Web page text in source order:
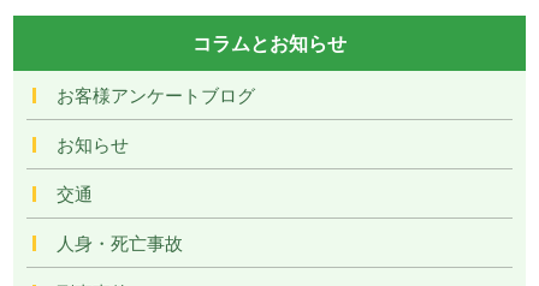
コラムとお知らせ
お客様アンケートブログ
お知らせ
交通
人身・死亡事故